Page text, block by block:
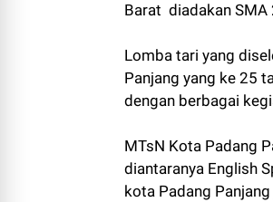
Barat diadakan SMA
Lomba tari yang
Panjang yang ke 25
dengan berbagai
MTsN Kota Padang
diantaranya English
kota Padang